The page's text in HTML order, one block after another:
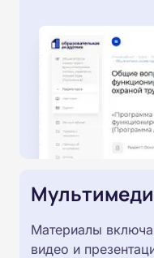
Материалы
видео и